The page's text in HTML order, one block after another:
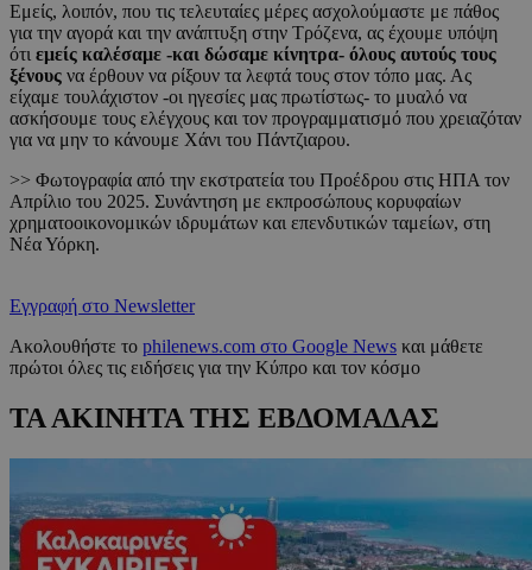
Εμείς, λοιπόν, που τις τελευταίες μέρες ασχολούμαστε με πάθος
για την αγορά και την ανάπτυξη στην Τρόζενα, ας έχουμε υπόψη
ότι εμείς καλέσαμε -και δώσαμε κίνητρα- όλους αυτούς τους
ξένους να έρθουν να ρίξουν τα λεφτά τους στον τόπο μας. Ας
είχαμε τουλάχιστον -οι ηγεσίες μας πρωτίστως- το μυαλό να
ασκήσουμε τους ελέγχους και τον προγραμματισμό που χρειαζόταν
για να μην το κάνουμε Χάνι του Πάντζιαρου.
>> Φωτογραφία από την εκστρατεία του Προέδρου στις ΗΠΑ τον
Απρίλιο του 2025. Συνάντηση με εκπροσώπους κορυφαίων
χρηματοοικονομικών ιδρυμάτων και επενδυτικών ταμείων, στη
Νέα Υόρκη.
Εγγραφή στο Newsletter
Ακολουθήστε το philenews.com στο Google News και μάθετε
πρώτοι όλες τις ειδήσεις για την Κύπρο και τον κόσμο
ΤΑ ΑΚΙΝΗΤΑ ΤΗΣ ΕΒΔΟΜΑΔΑΣ